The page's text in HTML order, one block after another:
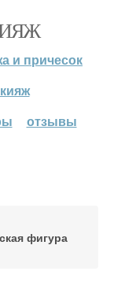
и причесок
отзывы
фигура